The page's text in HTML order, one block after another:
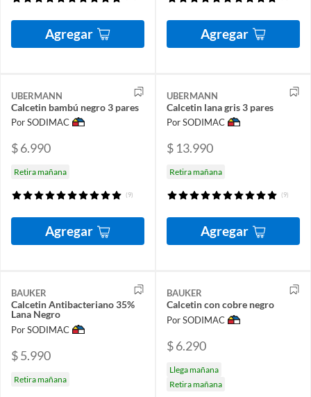
Agregar Agregar
UBERMANN
Calcetin bambú negro 3 pares
Por SODIMAC
$ 6.990
Retira mañana
(9)
Agregar
UBERMANN
Calcetin lana gris 3 pares
Por SODIMAC
$ 13.990
Retira mañana
(9)
Agregar
BAUKER
Calcetin Antibacteriano 35%
Lana Negro
Por SODIMAC
$ 5.990
Retira mañana
BAUKER
Calcetin con cobre negro
Por SODIMAC
$ 6.290
Llega mañana
Retira mañana